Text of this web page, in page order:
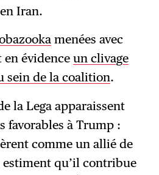
Iran.
menées avec
en évidenceun clivage
sein de la coalition.
la Lega apparaissent
favorables à Trump :
comme un allié de
estiment qu’il contribue